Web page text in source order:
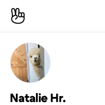
Natalie Hr.